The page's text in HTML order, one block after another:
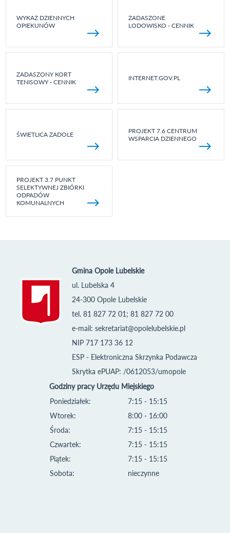
WYKAZ DZIENNYCH
OPIEKUNÓW
ZADASZONE
LODOWISKO - CENNIK
ZADASZONY KORT
TENISOWY - CENNIK
INTERNET.GOV.PL
ŚWIETLICA ZADOLE
PROJEKT 7.6 CENTRUM
WSPARCIA DZIENNEGO
PROJEKT 3.7 PUNKT
SELEKTYWNEJ ZBIÓRKI
ODPADÓW
KOMUNALNYCH
Gmina Opole Lubelskie
ul. Lubelska 4
24-300 Opole Lubelskie
tel. 81 827 72 01; 81 827 72 00
e-mail: sekretariat@opolelubelskie.pl
NIP 717 173 36 12
ESP - Elektroniczna Skrzynka Podawcza
Skrytka ePUAP: /0612053/umopole
Godziny pracy Urzędu Miejskiego
Poniedziałek:
Wtorek:
Środa:
Czwartek:
Piątek:
Sobota:
7:15 - 15:15
8:00 - 16:00
7:15 - 15:15
7:15 - 15:15
7:15 - 15:15
nieczynne